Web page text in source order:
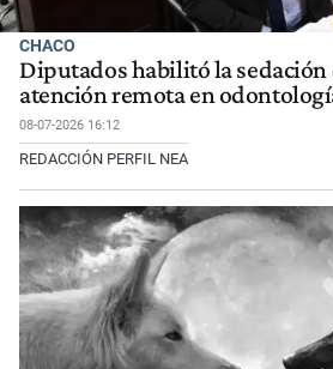
CHACO
Diputados habilitó la sedación
atención remota en
08-07-2026 16:12
REDACCIÓN PERFIL NEA